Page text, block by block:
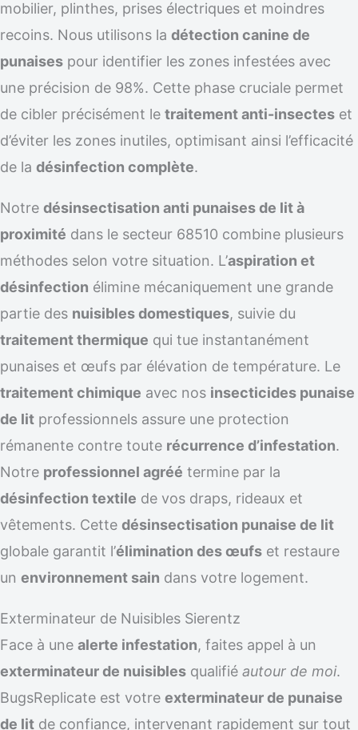
mobilier, plinthes, prises électriques et moindres
recoins. Nous utilisons la détection canine de
punaises pour identifier les zones infestées avec
une précision de 98%. Cette phase cruciale permet
de cibler précisément le traitement anti-insectes et
d’éviter les zones inutiles, optimisant ainsi l’efficacité
de la désinfection complète.
Notre désinsectisation anti punaises de lit à
proximité dans le secteur 68510 combine plusieurs
méthodes selon votre situation. L’aspiration et
désinfection élimine mécaniquement une grande
partie des nuisibles domestiques, suivie du
traitement thermique qui tue instantanément
punaises et œufs par élévation de température. Le
traitement chimique avec nos insecticides punaise
de lit professionnels assure une protection
rémanente contre toute récurrence d’infestation.
Notre professionnel agréé termine par la
désinfection textile de vos draps, rideaux et
vêtements. Cette désinsectisation punaise de lit
globale garantit l’élimination des œufs et restaure
un environnement sain dans votre logement.
Exterminateur de Nuisibles Sierentz
Face à une alerte infestation, faites appel à un
exterminateur de nuisibles qualifié autour de moi.
BugsReplicate est votre exterminateur de punaise
de lit de confiance, intervenant rapidement sur tout